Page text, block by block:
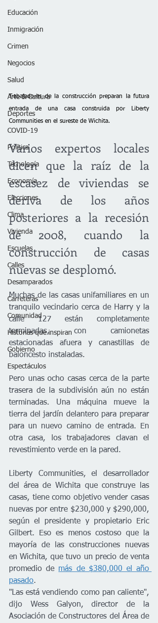
Educación
Inmigración
Crimen
Negocios
Salud
Arte & Cultura
Deportes
COVID-19
Política
Tecnología
Economía
Elecciones
Clima
Vivienda
Escuelas
Calles
Desamparados
Carreteras
Comunidad
Historias que inspiran
Gobierno
Espectáculos
Trabajadores de la construcción preparan la futura
entrada de una casa construida por Liberty
Communities en el sureste de Wichita.
Varios expertos locales
dicen que la raíz de la
escasez de viviendas se
deriva de los años
posteriores a la recesión
de 2008, cuando la
construcción de casas
nuevas se desplomó.
Muchas de las casas unifamiliares en un
tranquilo vecindario cerca de Harry y la
calle 127 están completamente
terminadas, con camionetas
estacionadas afuera y canastillas de
baloncesto instaladas.
Pero unas ocho casas cerca de la parte
trasera de la subdivisión aún no están
terminadas. Una máquina mueve la
tierra del jardín delantero para preparar
para un nuevo camino de entrada. En
otra casa, los trabajadores clavan el
revestimiento verde en la pared.
Liberty Communities, el desarrollador
del área de Wichita que construye las
casas, tiene como objetivo vender casas
nuevas por entre $230,000 y $290,000,
según el presidente y propietario Eric
Gilbert. Eso es menos costoso que la
mayoría de las construcciones nuevas
en Wichita, que tuvo un precio de venta
promedio de más de $380,000 el año
pasado.
"Las está vendiendo como pan caliente",
dijo Wess Galyon, director de la
Asociación de Constructores del Área de